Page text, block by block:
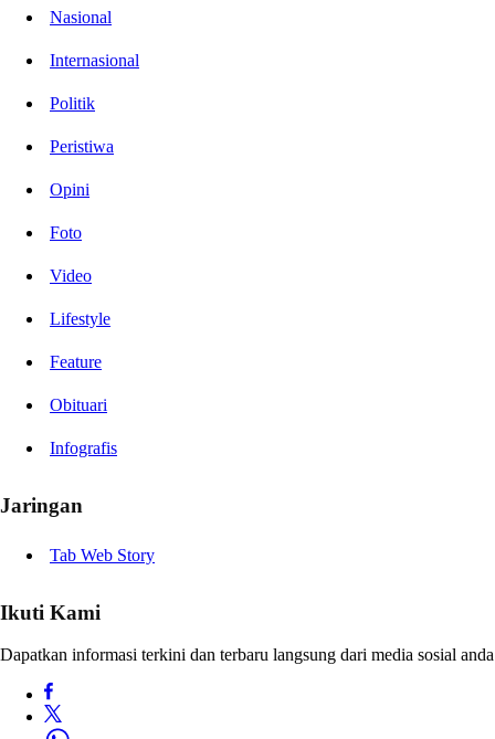
Nasional
Internasional
Politik
Peristiwa
Opini
Foto
Video
Lifestyle
Feature
Obituari
Infografis
Jaringan
Tab Web Story
Ikuti Kami
Dapatkan informasi terkini dan terbaru langsung dari media sosial anda